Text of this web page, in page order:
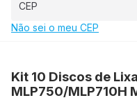
Não sei o meu CEP
Kit 10 Discos de
MLP750/MLP710H